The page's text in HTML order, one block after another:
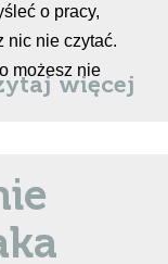
o pracy,
nic nie czytać.
możesz nie
więcej